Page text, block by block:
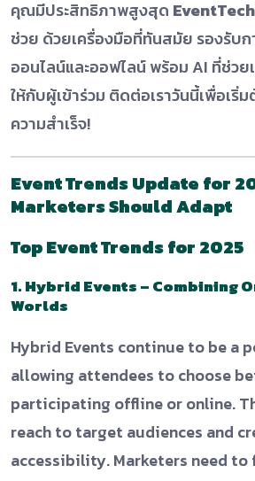
คุณมีประสิทธิภาพสูงสุด
ช่วย ด้วยเครื่องมือที่ทันสมัย รองรับก
ออนไลน์และออฟไลน์ พร้อม AI ที่ช่ว
ให้กับผู้เข้าร่วม ติดต่อเราวันนี้เพื่อเริ่
ความสำเร็จ!
Event Trends Update for
Marketers Should Adapt
Top Event Trends for 2025
1. Hybrid Events – Combining
Worlds
Hybrid Events continue to be a
allowing attendees to choose
participating offline or online.
reach to target audiences and
accessibility. Marketers need to